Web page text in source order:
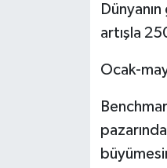
artışla
Ocak-